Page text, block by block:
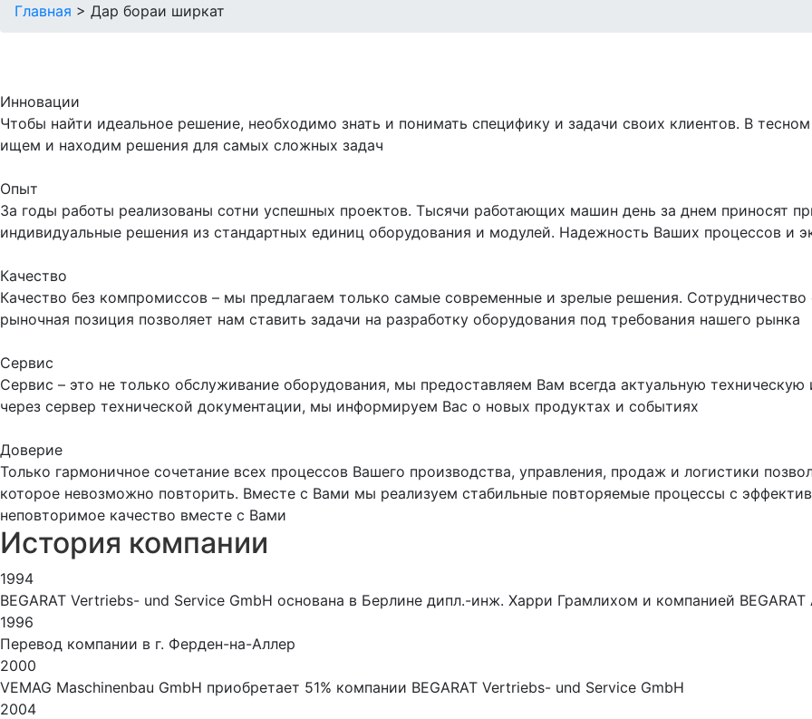
Главная > Дар бораи ширкат
Инновации
Чтобы найти идеальное решение, необходимо знать и понимать специфику и задачи своих клиентов. В
ищем и находим решения для самых сложных задач
Опыт
За годы работы реализованы сотни успешных проектов. Тысячи работающих машин день за днем приносят
индивидуальные решения из стандартных единиц оборудования и модулей. Надежность Ваших процессов и
Качество
Качество без компромиссов – мы предлагаем только самые современные и зрелые решения.
рыночная позиция позволяет нам ставить задачи на разработку оборудования под требования нашего рынка
Сервис
Сервис – это не только обслуживание оборудования, мы предоставляем Вам всегда актуальную
через сервер технической документации, мы информируем Вас о новых продуктах и событиях
Доверие
Только гармоничное сочетание всех процессов Вашего производства, управления, продаж и логистики
которое невозможно повторить. Вместе с Вами мы реализуем стабильные повторяемые процессы с
неповторимое качество вместе с Вами
История компании
1994
BEGARAT Vertriebs- und Service GmbH основана в Берлине дипл.-инж. Харри Грамлихом и компанией BEGARAT
1996
Перевод компании в г. Ферден-на-Аллер
2000
VEMAG Maschinenbau GmbH приобретает 51% компании BEGARAT Vertriebs- und Service GmbH
2004